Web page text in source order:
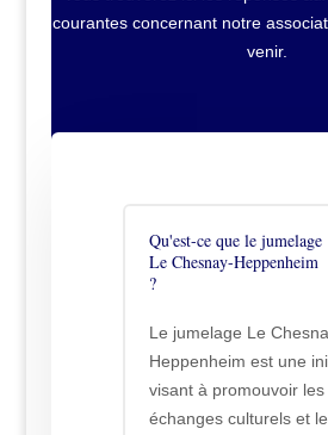
courantes concernant notre
venir.
Qu'est-ce que le jumelage
Le Chesnay-Heppenheim
?
Le jumelage Le
Heppenheim est une
visant à promouvoir les
échanges culturels et